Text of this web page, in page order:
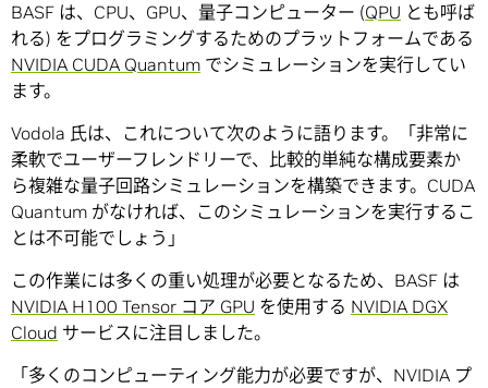
BASF は、CPU、GPU、量子コンピューター (QPU とも呼ば
れる) をプログラミングするためのプラットフォームである
NVIDIA CUDA Quantum でシミュレーションを実行してい
ます。
Vodola 氏は、これについて次のように語ります。「非常に
柔軟でユーザーフレンドリーで、比較的単純な構成要素か
ら複雑な量子回路シミュレーションを構築できます。CUDA
Quantum がなければ、このシミュレーションを実行するこ
とは不可能でしょう」
この作業には多くの重い処理が必要となるため、BASF は
NVIDIA H100 Tensor コア GPU を使用する NVIDIA DGX
Cloud サービスに注目しました。
「多くのコンピューティング能力が必要ですが、NVIDIA プ